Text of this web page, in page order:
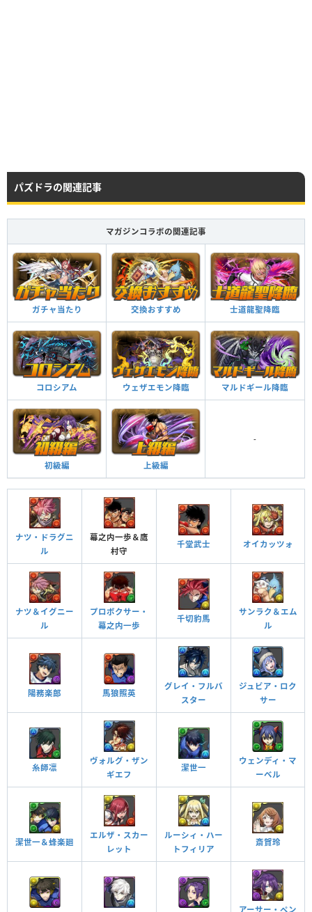
Lv99
Lv99 8140 3865 307
つけられる潜在キラー
王様の力を見せてやる！！ ターン数：15→15
3ターンの間、ダメージ吸収と属性吸収を無効化、ダメージ無効を貫通。敵の
行動を3ターンを遅らせる。
覚醒スキル
覚醒アシスト
他のモンスターにアシストすると自分の覚醒スキル
が付与される
ダンジョン潜入中、副属性が火属性に変更される
（ダメージは攻撃力の15％分）
体力タイプ追加
ダンジョン潜入中、体力タイプが追加される
スキルブースト
チーム全体のスキルが1ターン溜まった状態で始まる
7コンボ以上で攻撃力が2倍、14コンボ以上で攻撃力
が3倍になる
コンボ強化
7コンボ以上で攻撃力が2倍、14コンボ以上で攻撃力
が3倍になる
チームHP強化
チームのHPが5％アップする
ドロップ操作時間が延びる（1秒）
パズドラの関連記事
マガジンコラボの関連記事
ガチャ当たり 交換おすすめ 士道龍聖降臨
コロシアム ウェザエモン降臨 マルドギール降臨
初級編 上級編
-
ナツ・ドラグニ
ル
幕之内一歩＆鷹
村守
千堂武士 オイカッツォ
ナツ＆イグニー
ル
プロボクサー・
幕之内一歩
千切豹馬
サンラク＆エム
ル
陽務楽郎 馬狼照英
グレイ・フルバ
スター
ジュビア・ロク
サー
糸師凛
ヴォルグ・ザン
ギエフ
潔世一
ウェンディ・マ
ーベル
潔世一＆蜂楽廻
エルザ・スカー
レット
ルーシィ・ハー
トフィリア
斎賀玲
アーサー・ペン